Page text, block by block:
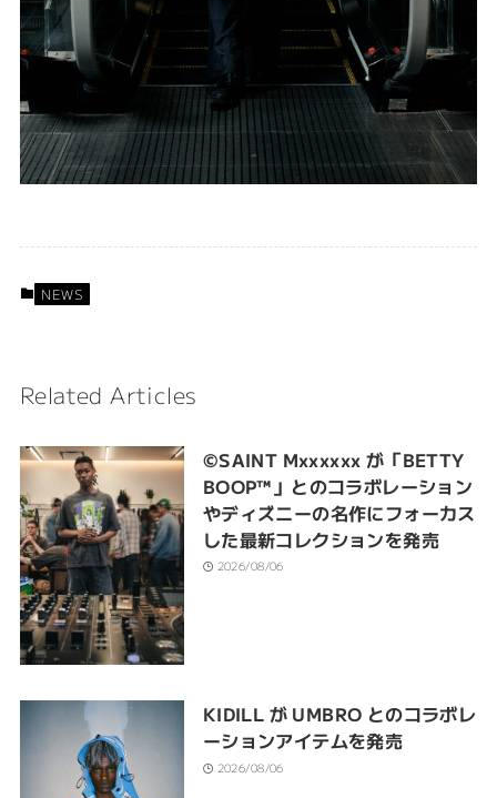
NEWS
Related Articles
©SAINT Mxxxxxx が「BETTY
BOOP™︎」とのコラボレーション
やディズニーの名作にフォーカス
した最新コレクションを発売
2026/08/06
KIDILL が UMBRO とのコラボレ
ーションアイテムを発売
2026/08/06